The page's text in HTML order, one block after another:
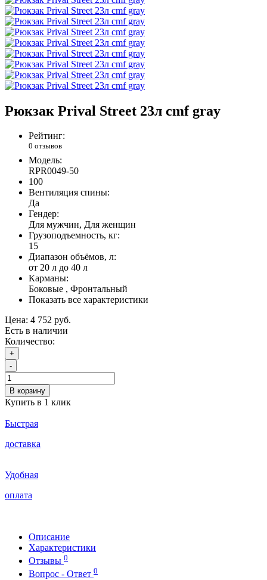
Рюкзак Prival Street 23л cmf gray
Рейтинг:
0 отзывов
Модель:
RPR0049-50
100
Вентиляция спины:
Да
Гендер:
Для мужчин, Для женщин
Грузоподъемность, кг:
15
Диапазон объёмов, л:
от 20 л до 40 л
Карманы:
Боковые , Фронтальный
Показать все характеристики
Цена: 4 752 руб.
Есть в наличии
Количество:
+
-
В корзину
Купить в 1 клик
Быстрая
доставка
Удобная
оплата
Описание
Характеристики
Отзывы 0
Вопрос - Ответ 0